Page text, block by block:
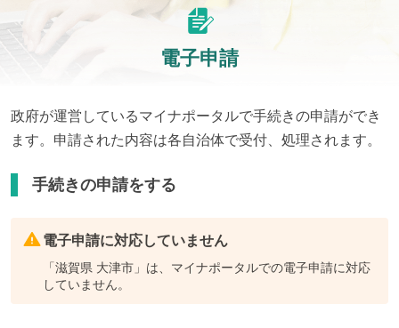
電子申請
政府が運営しているマイナポータルで手続きの申請ができ
ます。申請された内容は各自治体で受付、処理されます。
手続きの申請をする
電子申請に対応していません
「滋賀県 大津市 」は、マイナポータルでの電子申請に対応
していません。